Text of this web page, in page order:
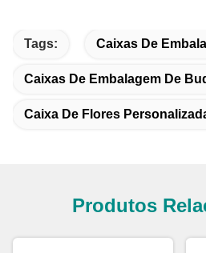
Tags: Caixas De
Caixas De Embalagem De
Caixa De Flores
Produtos